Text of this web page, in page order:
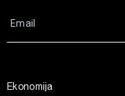
Ekonomija